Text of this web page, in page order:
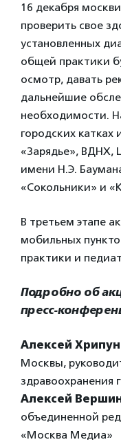
16 декабря
проверить свое
установленных
общей практики
осмотр, давать
дальнейшие
необходимости.
городских катках
«Зарядье», ВДНХ,
имени Н.Э.
«Сокольники» и
В третьем этапе
мобильных
практики и
Подробно об
пресс-
Алексей Хрипун
Москвы,
здравоохранения
Алексей
объединенной
«Москва Медиа»